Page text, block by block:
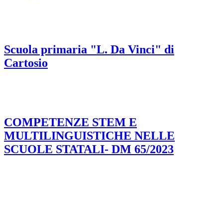
Scuola primaria "L. Da Vinci" di
Cartosio
COMPETENZE STEM E
MULTILINGUISTICHE NELLE
SCUOLE STATALI- DM 65/2023